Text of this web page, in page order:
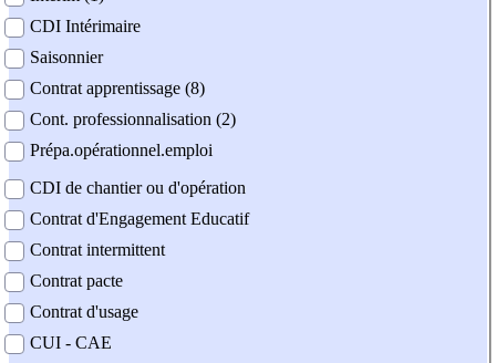
CDI Intérimaire
Saisonnier
Contrat apprentissage (8)
Cont. professionnalisation (2)
Prépa.opérationnel.emploi
CDI de chantier ou d'opération
Contrat d'Engagement Educatif
Contrat intermittent
Contrat pacte
Contrat d'usage
CUI - CAE